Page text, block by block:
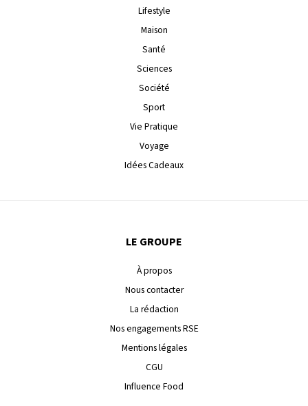
Lifestyle
Maison
Santé
Sciences
Société
Sport
Vie Pratique
Voyage
Idées Cadeaux
LE GROUPE
À propos
Nous contacter
La rédaction
Nos engagements RSE
Mentions légales
CGU
Influence Food